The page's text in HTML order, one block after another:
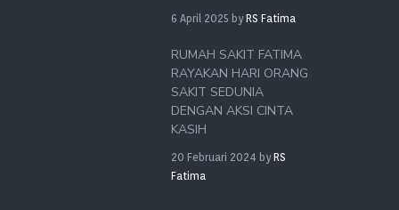
6 April 2025 by RS Fatima
RUMAH SAKIT FATIMA
RAYAKAN HARI ORANG
SAKIT SEDUNIA
DENGAN AKSI CINTA
KASIH
20 Februari 2024 by RS
Fatima